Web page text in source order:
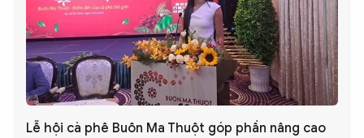
Lễ hội cà phê Buôn Ma Thuột góp phần nâng cao